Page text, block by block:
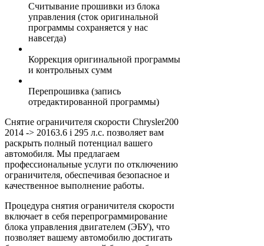
Считывание прошивки из блока
управления (сток оригинальной
программы сохраняется у нас
навсегда)
Коррекция оригинальной программы
и контрольных сумм
Перепрошивка (запись
отредактированной программы)
Снятие ограничителя скорости Chrysler200
2014 -> 20163.6 i 295 л.с. позволяет вам
раскрыть полный потенциал вашего
автомобиля. Мы предлагаем
профессиональные услуги по отключению
ограничителя, обеспечивая безопасное и
качественное выполнение работы.
Процедура снятия ограничителя скорости
включает в себя перепрограммирование
блока управления двигателем (ЭБУ), что
позволяет вашему автомобилю достигать